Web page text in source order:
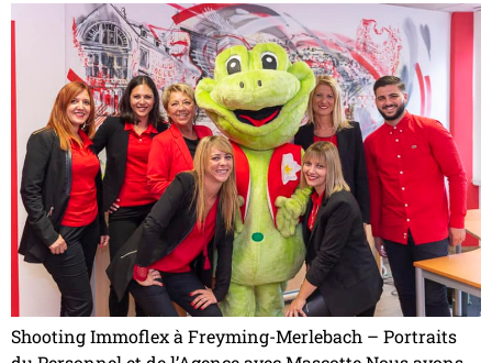
Shooting Immoflex à Freyming-Merlebach – Portraits